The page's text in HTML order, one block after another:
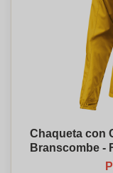
Chaqueta con
Branscombe -